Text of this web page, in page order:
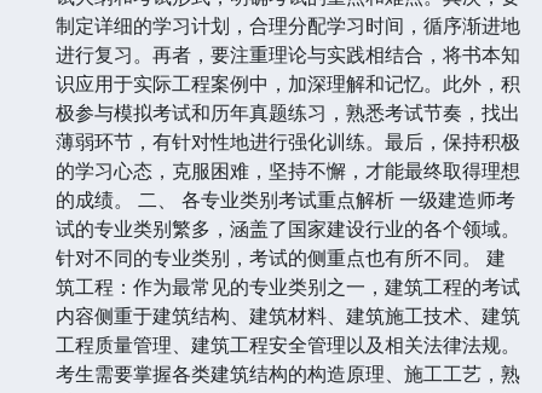
制定详细的学习计划，合理分配学习时间，循序渐进地
进行复习。再者，要注重理论与实践相结合，将书本知
识应用于实际工程案例中，加深理解和记忆。此外，积
极参与模拟考试和历年真题练习，熟悉考试节奏，找出
薄弱环节，有针对性地进行强化训练。最后，保持积极
的学习心态，克服困难，坚持不懈，才能最终取得理想
的成绩。 二、 各专业类别考试重点解析 一级建造师考
试的专业类别繁多，涵盖了国家建设行业的各个领域。
针对不同的专业类别，考试的侧重点也有所不同。 建
筑工程：作为最常见的专业类别之一，建筑工程的考试
内容侧重于建筑结构、建筑材料、建筑施工技术、建筑
工程质量管理、建筑工程安全管理以及相关法律法规。
考生需要掌握各类建筑结构的构造原理、施工工艺，熟